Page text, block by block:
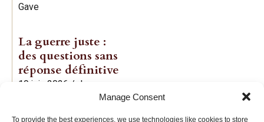
Manage Consent
To provide the best experiences, we use technologies like cookies to store
Gave
La guerre juste :
des questions sans
réponse définitive
19 juin 2026 / Jean-